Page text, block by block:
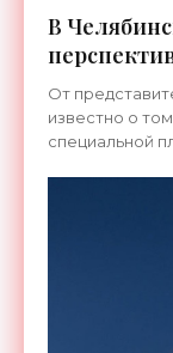
В
От
известно о
специальной